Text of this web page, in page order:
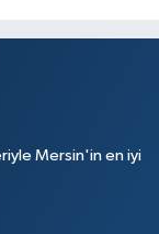
Mersin'in en iyi